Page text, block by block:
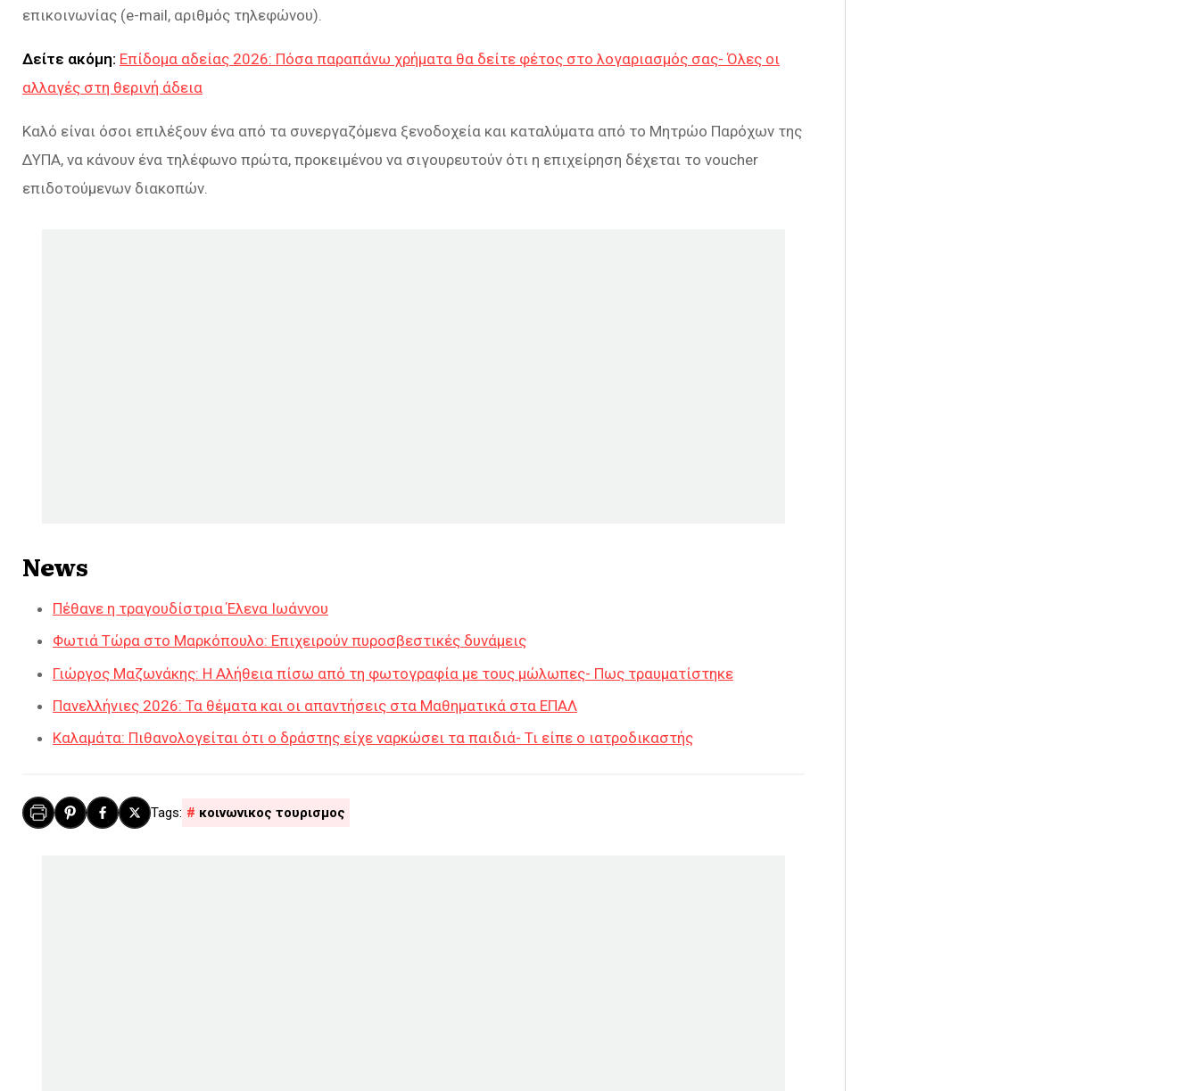
επικοινωνίας (e-mail, αριθμός τηλεφώνου).
Δείτε ακόμη: Επίδομα αδείας 2026: Πόσα παραπάνω χρήματα θα δείτε φέτος στο λογαριασμός σας- Όλες οι
αλλαγές στη θερινή άδεια
Καλό είναι όσοι επιλέξουν ένα από τα συνεργαζόμενα ξενοδοχεία και καταλύματα από το Μητρώο Παρόχων της
ΔΥΠΑ, να κάνουν ένα τηλέφωνο πρώτα, προκειμένου να σιγουρευτούν ότι η επιχείρηση δέχεται τo voucher
επιδοτούμενων διακοπών.
News
Πέθανε η τραγουδίστρια Έλενα Ιωάννου
Φωτιά Τώρα στο Μαρκόπουλο: Επιχειρούν πυροσβεστικές δυνάμεις
Γιώργος Μαζωνάκης: Η Αλήθεια πίσω από τη φωτογραφία με τους μώλωπες- Πως τραυματίστηκε
Πανελλήνιες 2026: Τα θέματα και οι απαντήσεις στα Μαθηματικά στα ΕΠΑΛ
Καλαμάτα: Πιθανολογείται ότι ο δράστης είχε ναρκώσει τα παιδιά- Τι είπε ο ιατροδικαστής
κοινωνικος τουρισμος